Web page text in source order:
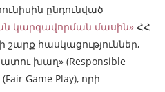
ընդունված
կարգավորման մասին» ՀՀ
շարք հասկացություններ,
խաղ» (Responsible
Game Play), որի